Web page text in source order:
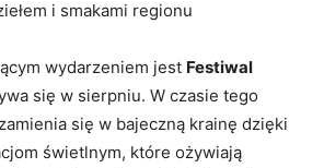
i smakami regionu
wydarzeniem jest Festiwal
się w sierpniu.⁣ W czasie tego
się w bajeczną krainę ⁤dzięki
świetlnym, które ‌ożywiają